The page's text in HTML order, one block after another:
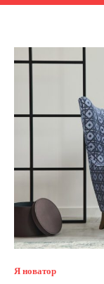
Я новатор